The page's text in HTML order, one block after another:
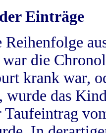
Einträge
war die
krank war,
wurde das
Taufeintrag